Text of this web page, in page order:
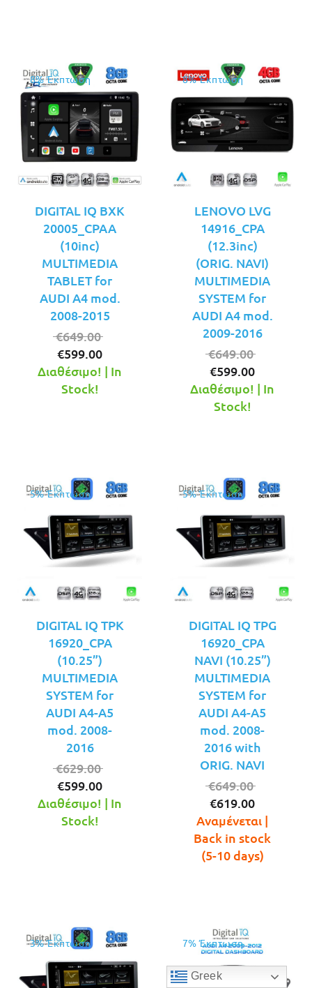
8% Έκπτωση
DIGITAL IQ BXK
20005_CPAA
(10inc)
MULTIMEDIA
TABLET for
AUDI A4 mod.
2008-2015
€649.00
was:
€599.00
τρέχουσα
Διαθέσιμο! | In
Stock!
8% Έκπτωση
LENOVO LVG
14916_CPA
(12.3inc)
(ORIG. NAVI)
MULTIMEDIA
SYSTEM for
AUDI A4 mod.
2009-2016
€649.00
was:
€599.00
τρέχουσα
Διαθέσιμο! | In
Stock!
5% Έκπτωση
DIGITAL IQ TPK
16920_CPA
(10.25”)
MULTIMEDIA
SYSTEM for
AUDI A4-A5
mod. 2008-
2016
€629.00
was:
€599.00
τρέχουσα
Διαθέσιμο! | In
Stock!
5% Έκπτωση
DIGITAL IQ TPG
16920_CPA
NAVI (10.25”)
MULTIMEDIA
SYSTEM for
AUDI A4-A5
mod. 2008-
2016 with
ORIG. NAVI
€649.00
was:
€649.00.
€619.00
τρέχουσα
τιμή
είναι:
Αναμένεται |
Back in stock
(5-10 days)
3% Έκπτωση 7% Έκπτωση
Greek